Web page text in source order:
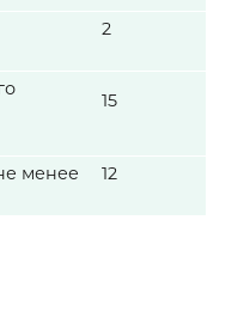
2
15
менее 12